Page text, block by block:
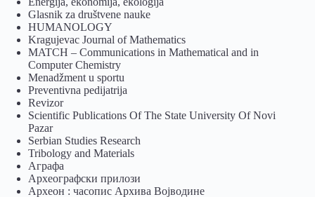
Glasnik za društvene nauke
HUMANOLOGY
Kragujevac Journal of Mathematics
MATCH – Communications in Mathematical and in
Computer Chemistry
Menadžment u sportu
Preventivna pedijatrija
Revizor
Scientific Publications Of The State University Of Novi
Pazar
Serbian Studies Research
Tribology and Materials
Аграфа
Археографски прилози
Археон : часопис Архива Војводине